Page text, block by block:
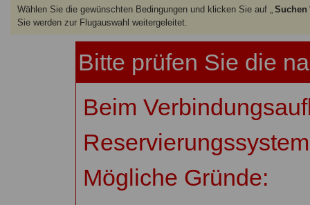
Wählen Sie die gewünschten Bedingungen und klicken Sie auf „ Suchen
Sie werden zur Flugauswahl weitergeleitet.
Bitte prüfen Sie die
Beim
Mögliche Gründe: